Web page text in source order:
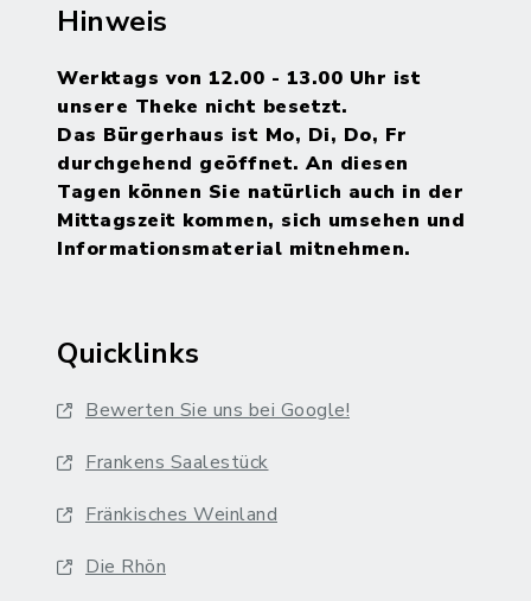
Hinweis
Werktags von 12.00 - 13.00 Uhr ist
unsere Theke nicht besetzt.
Das Bürgerhaus ist Mo, Di, Do, Fr
durchgehend geöffnet. An diesen
Tagen können Sie natürlich auch in der
Mittagszeit kommen, sich umsehen und
Informationsmaterial mitnehmen.
Quicklinks
Bewerten Sie uns bei Google!
Frankens Saalestück
Fränkisches Weinland
Die Rhön